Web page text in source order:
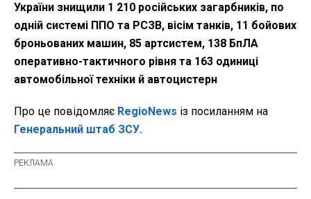
України знищили 1 210 російських загарбників, по
одній системі ППО та РСЗВ, вісім танків, 11 бойових
броньованих машин, 85 артсистем, 138 БпЛА
оперативно-тактичного рівня та 163 одиниці
автомобільної техніки й автоцистерн
Про це повідомляє RegioNews із посиланням на
Генеральний штаб ЗСУ.